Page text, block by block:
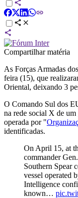
Compartilhar matéria
As Forças Armadas
feira (15), que
Oriental, deixando 3
O Comando Sul dos
na rede social X de um
operada por "
identificadas.
On April 15, at
commander
Southern Spear
vessel operated
Intelligence
known…